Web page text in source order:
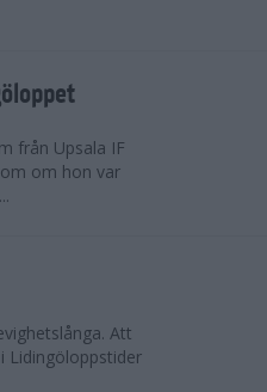
från Upsala IF
om hon var
Att
Lidingöloppstider